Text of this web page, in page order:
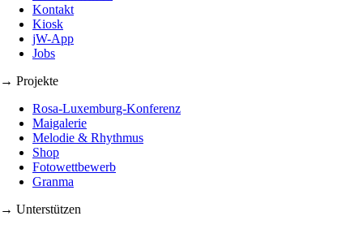
Kontakt
Kiosk
jW-App
Jobs
→ Projekte
Rosa-Luxemburg-Konferenz
Maigalerie
Melodie & Rhythmus
Shop
Fotowettbewerb
Granma
→ Unterstützen